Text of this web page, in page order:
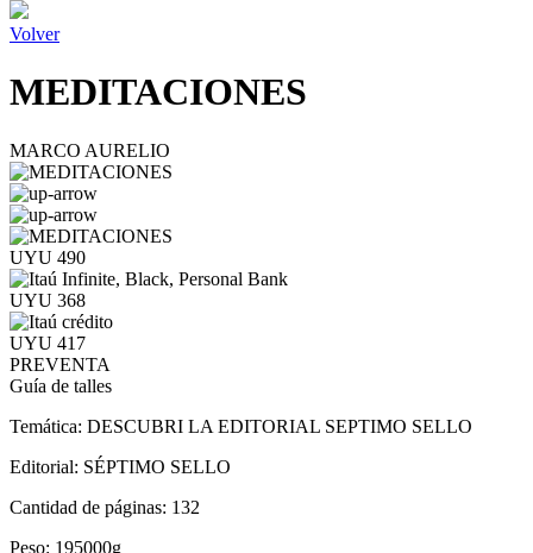
Volver
MEDITACIONES
MARCO AURELIO
UYU 490
UYU 368
UYU 417
PREVENTA
Guía de talles
Temática: DESCUBRI LA EDITORIAL SEPTIMO SELLO
Editorial: SÉPTIMO SELLO
Cantidad de páginas: 132
Peso: 195000g